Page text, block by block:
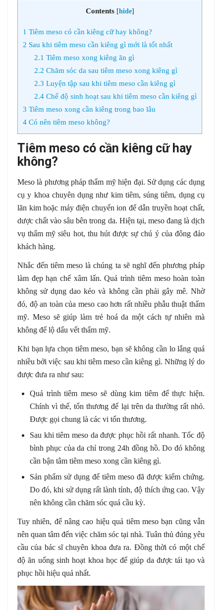
Contents [hide]
1 Tiêm meso có cần kiêng cữ hay không?
2 Sau khi tiêm meso cần kiêng gì mới là tốt nhất
2.1 Tiêm meso xong kiêng ăn gì
2.2 Chăm sóc da sau tiêm meso xong kiêng gì
2.3 Luyện tập sau khi tiêm meso cần kiêng gì
2.4Chế độ sinh hoạt sau khi tiêm meso cần kiêng gì
3 Tiêm meso xong cần kiêng trong bao lâu
4 Có nên tiêm meso không?
Tiêm meso có cần kiêng cữ hay
không?
Meso là phương pháp thẩm mỹ hiện đại. Sử dụng các dụng
cụ y khoa chuyên dụng như kim tiêm, súng tiêm, dụng cụ
lăn kim hoặc máy điện chuyển ion để dẫn truyền hoạt chất,
dược chất vào sâu bên trong da. Hiện tại, meso đang là dịch
vụ thẩm mỹ siêu hot, thu hút được sự chú ý của đông đảo
khách hàng.
Nhắc đến tiêm meso là chúng ta sẽ nghĩ đến phương pháp
làm đẹp hạn chế xâm lấn. Quá trình tiêm meso hoàn toàn
không sử dụng dao kéo và không cần phải gây mê. Nhờ
đó, độ an toàn của meso cao hơn rất nhiều phẫu thuật thẩm
mỹ. Meso sẽ giúp làm trẻ hoá da một cách tự nhiên mà
không để lộ dấu vết thẩm mỹ.
Khi bạn lựa chọn tiêm meso, bạn sẽ không cần lo lắng quá
nhiều bởi việc sau khi tiêm meso cần kiêng gì. Những lý do
được đưa ra như sau:
Quá trình tiêm meso sẽ dùng kim tiêm để thực hiện.
Chính vì thế, tổn thương để lại trên da thường rất nhỏ.
Được gọi chung là các vi tổn thương.
Sau khi tiêm meso da được phục hồi rất nhanh. Tốc độ
bình phục của da chỉ trong 24h đồng hồ. Do đó không
cần bận tâm tiêm meso xong cần kiêng gì.
Sản phẩm sử dụng để tiêm meso đã được kiểm chứng.
Do đó, khi sử dụng rất lành tính, độ thích ứng cao. Vậy
nên không cần chăm sóc quá cầu kỳ.
Tuy nhiên, để nâng cao hiệu quả tiêm meso bạn cũng vẫn
nên quan tâm đến việc chăm sóc tại nhà. Tuân thủ đúng yêu
cầu của bác sĩ chuyên khoa đưa ra. Đồng thời có một chế
độ ăn uống sinh hoạt khoa học để giúp da được tái tạo và
phục hồi hiệu quả nhất.